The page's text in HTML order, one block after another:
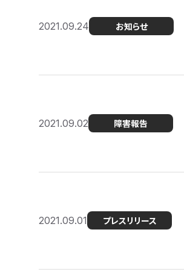
2021.09.24 お知らせ
2021.09.02 障害報告
2021.09.01 プレスリリース